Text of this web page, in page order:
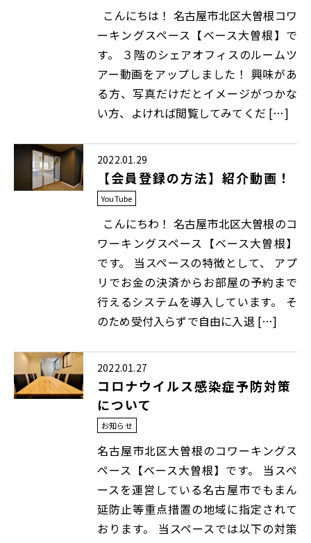
こんにちは！ 名古屋市北区大曽根コワ
ーキングスペース【ベース大曽根】で
す。 ３階のシェアオフィスのルームツ
アー動画をアップしました！ 興味があ
る方、写真だけだとイメージがつかな
い方、よければ閲覧してみてくだ […]
2022.01.29
【会員登録の方法】紹介動画！
YouTube
こんにちわ！ 名古屋市北区大曽根のコ
ワーキングスペース【ベース大曽根】
です。 当スペースの特徴として、 アプ
リでお金の決済からお部屋の予約まで
行えるシステムを導入しています。 そ
のため受付入らずで自由に入退 […]
2022.01.27
コロナウイルス感染症予防対策
について
お知らせ
名古屋市北区大曽根のコワーキングス
ペース【ベース大曽根】です。 当スペ
ースを運営している名古屋市でもまん
延防止等重点措置の地域に指定されて
おります。 当スペースでは以下の対策